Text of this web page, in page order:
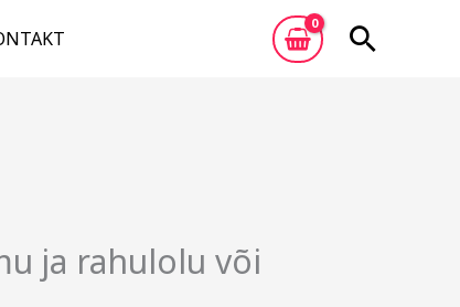
Otsi
ja rahulolu või